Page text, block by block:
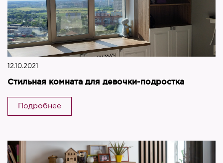
12.10.2021
Стильная комната для девочки-подростка
Подробнее